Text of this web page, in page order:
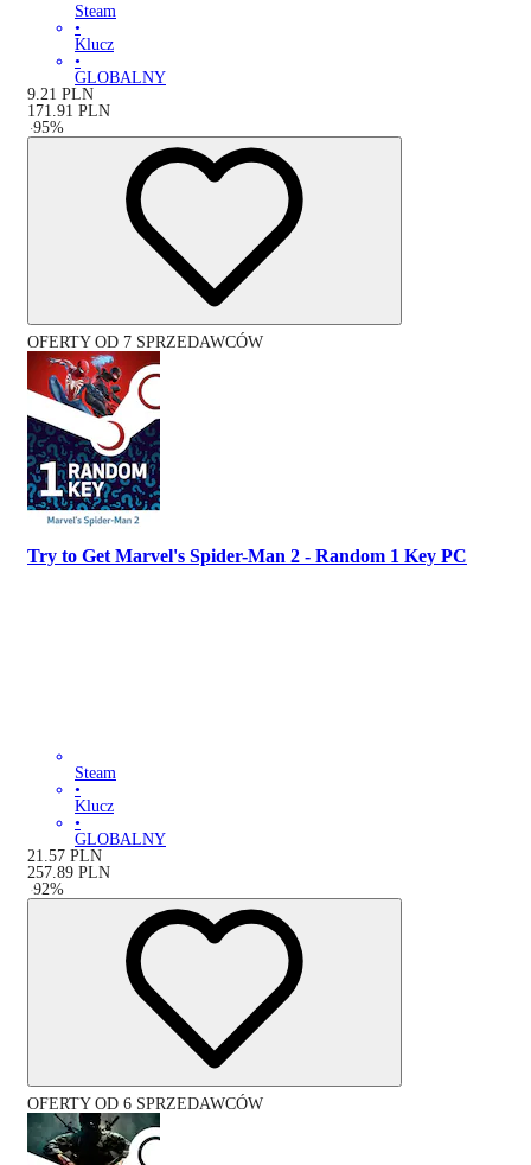
Steam
•
Klucz
•
GLOBALNY
9.21 PLN
171.91 PLN
-95%
OFERTY OD 7 SPRZEDAWCÓW
Try to Get Marvel's Spider-Man 2 - Random 1 Key PC
Steam
•
Klucz
•
GLOBALNY
21.57 PLN
257.89 PLN
-92%
OFERTY OD 6 SPRZEDAWCÓW